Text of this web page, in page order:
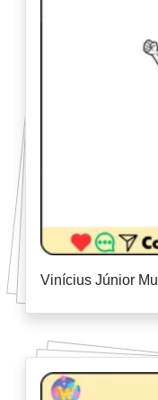
Vinícius Júnior